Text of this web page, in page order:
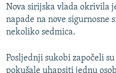
Nova sirijska vlada okrivila
napade na nove sigurnosne
nekoliko sedmica.
Posljednji sukobi započeli
pokušale uhapsiti jednu